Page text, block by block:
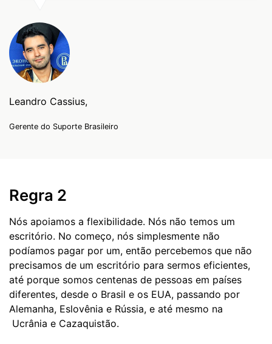
Leandro Cassius,
Gerente do Suporte Brasileiro
Regra 2
Nós apoiamos a flexibilidade. Nós não temos um
escritório. No começo, nós simplesmente não
podíamos pagar por um, então percebemos que não
precisamos de um escritório para sermos eficientes,
até porque somos centenas de pessoas em países
diferentes, desde o Brasil e os EUA, passando por
Alemanha, Eslovênia e Rússia, e até mesmo na
Ucrânia e Cazaquistão.